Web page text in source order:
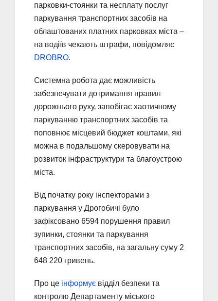
парковки-стоянки та несплату послуг
паркування транспортних засобів на
облаштованих платних парковках міста –
на водіїв чекають штрафи, повідомляє
DROBRO.
Системна робота дає можливість
забезпечувати дотримання правил
дорожнього руху, запобігає хаотичному
паркуванню транспортних засобів та
поповнює місцевий бюджет коштами, які
можна в подальшому скеровувати на
розвиток інфраструктури та благоустрою
міста.
Від початку року інспекторами з
паркування у Дрогобичі було
зафіксовано 6594 порушення правил
зупинки, стоянки та паркування
транспортних засобів, на загальну суму 2
648 220 гривень.
Про це інформує відділ безпеки та
контролю Департаменту міського